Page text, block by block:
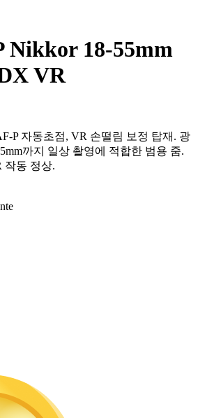
Nikkor 18-55mm
VR
P 자동초점, VR 손떨림 보정 탑재. 광
까지 일상 촬영에 적합한 범용 줌.
작동 정상.